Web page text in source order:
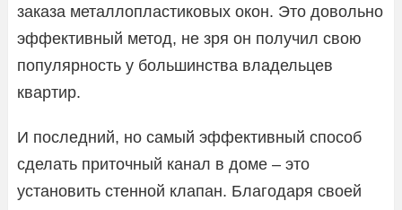
заказа металлопластиковых окон. Это довольно
эффективный метод, не зря он получил свою
популярность у большинства владельцев
квартир.
И последний, но самый эффективный способ
сделать приточный канал в доме – это
установить стенной клапан. Благодаря своей